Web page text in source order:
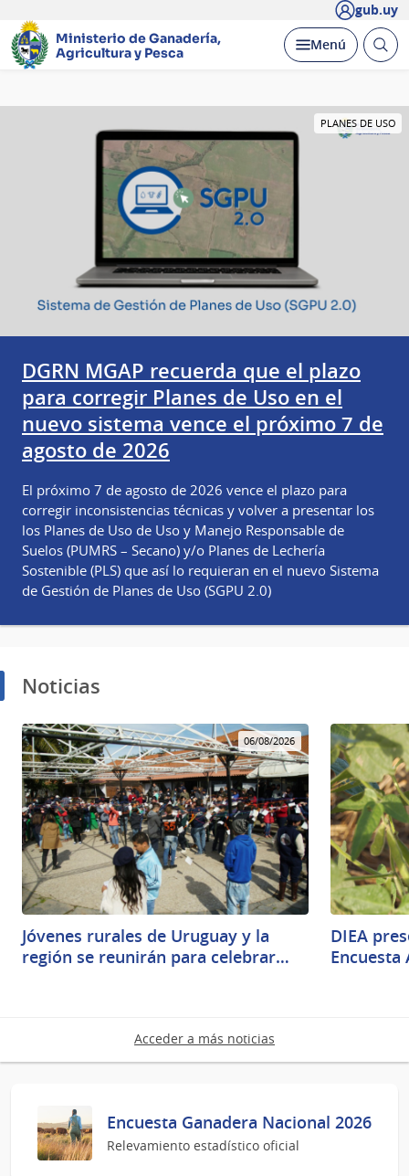
gub.uy
Ministerio de Ganadería,
Agricultura y Pesca
Desplegar
Menú Abrir
principal
PLANES DE USO
DGRN MGAP recuerda que el plazo
para corregir Planes de Uso en el
nuevo sistema vence el próximo 7 de
agosto de 2026
El próximo 7 de agosto de 2026 vence el plazo para
corregir inconsistencias técnicas y volver a presentar los
los Planes de Uso de Uso y Manejo Responsable de
Suelos (PUMRS – Secano) y/o Planes de Lechería
Sostenible (PLS) que así lo requieran en el nuevo Sistema
de Gestión de Planes de Uso (SGPU 2.0)
Noticias
06/08/2026
Jóvenes rurales de Uruguay y la
región se reunirán para celebrar…
DIEA
Acceder a más noticias
Encuesta Ganadera Nacional 2026
Relevamiento estadístico oficial